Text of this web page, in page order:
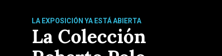
LA EXPOSICIÓN YA ESTÁ ABIERTA
La Colección